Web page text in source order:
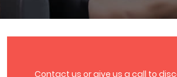
Contact us or give us a call to